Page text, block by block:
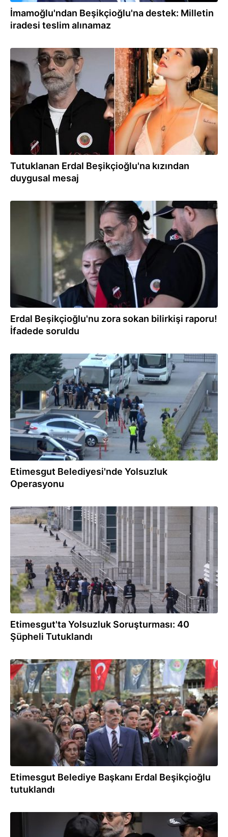
İmamoğlu'ndan Beşikçioğlu'na destek: Milletin
iradesi teslim alınamaz
03.08.2026
Tutuklanan Erdal Beşikçioğlu'na kızından
duygusal mesaj
Erdal Beşikçioğlu'nu zora sokan bilirkişi raporu!
İfadede soruldu
03.08.2026
Etimesgut Belediyesi'nde Yolsuzluk
Operasyonu
03.08.2026
Etimesgut'ta Yolsuzluk Soruşturması: 40
Şüpheli Tutuklandı
03.08.2026
Etimesgut Belediye Başkanı Erdal Beşikçioğlu
tutuklandı